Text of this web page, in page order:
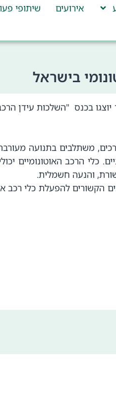
אירועים שיתופי
בישראל
בכנס "השלכות עידן
משתלבים בתנועה
כלי הרכב האוטונומיים
והנעה חשמלית.
להפעלת כלי רכב